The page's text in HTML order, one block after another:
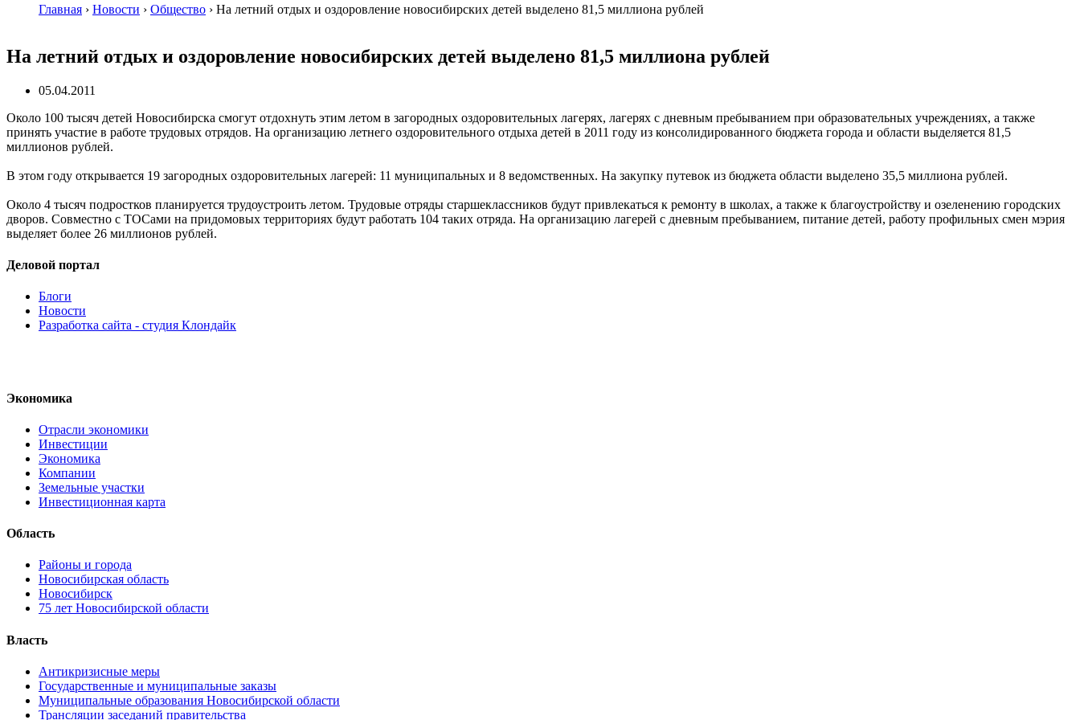
Главная › Новости › Общество › На летний отдых и оздоровление новосибирских детей выделено 81,5 миллиона рублей
На летний отдых и оздоровление новосибирских детей выделено 81,5 миллиона рублей
05.04.2011
Около 100 тысяч детей Новосибирска смогут отдохнуть этим летом в загородных оздоровительных лагерях, лагерях с дневным пребыванием при образовательных учреждениях, а также
принять участие в работе трудовых отрядов. На организацию летнего оздоровительного отдыха детей в 2011 году из консолидированного бюджета города и области выделяется 81,5
миллионов рублей.
В этом году открывается 19 загородных оздоровительных лагерей: 11 муниципальных и 8 ведомственных. На закупку путевок из бюджета области выделено 35,5 миллиона рублей.
Около 4 тысяч подростков планируется трудоустроить летом. Трудовые отряды старшеклассников будут привлекаться к ремонту в школах, а также к благоустройству и озеленению городских
дворов. Совместно с ТОСами на придомовых территориях будут работать 104 таких отряда. На организацию лагерей с дневным пребыванием, питание детей, работу профильных смен мэрия
выделяет более 26 миллионов рублей.
Деловой портал
Блоги
Новости
Разработка сайта - студия Клондайк
Экономика
Отрасли экономики
Инвестиции
Экономика
Компании
Земельные участки
Инвестиционная карта
Область
Районы и города
Новосибирская область
Новосибирск
75 лет Новосибирской области
Власть
Антикризисные меры
Государственные и муниципальные заказы
Муниципальные образования Новосибирской области
Трансляции заседаний правительства